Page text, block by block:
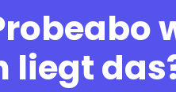
liegt